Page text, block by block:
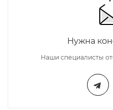
Нужна
Наши специалисты